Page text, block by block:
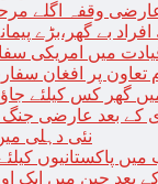
وقفہ اگلے
میں امریکی
تعاون پر افغان
گھر کس کیلئے
نئی دہلی
پاکستانیوں